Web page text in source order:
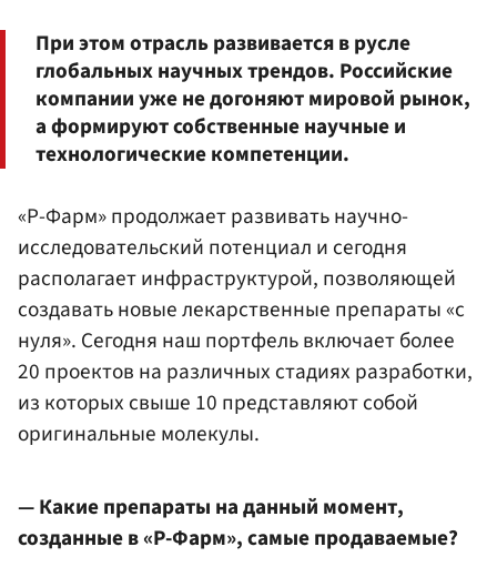
При этом отрасль развивается в русле
глобальных научных трендов. Российские
компании уже не догоняют мировой рынок,
а формируют собственные научные и
технологические компетенции.
«Р-Фарм» продолжает развивать научно-
исследовательский потенциал и сегодня
располагает инфраструктурой, позволяющей
создавать новые лекарственные препараты «с
нуля». Сегодня наш портфель включает более
20 проектов на различных стадиях разработки,
из которых свыше 10 представляют собой
оригинальные молекулы.
— Какие препараты на данный момент,
созданные в «Р-Фарм», самые продаваемые?